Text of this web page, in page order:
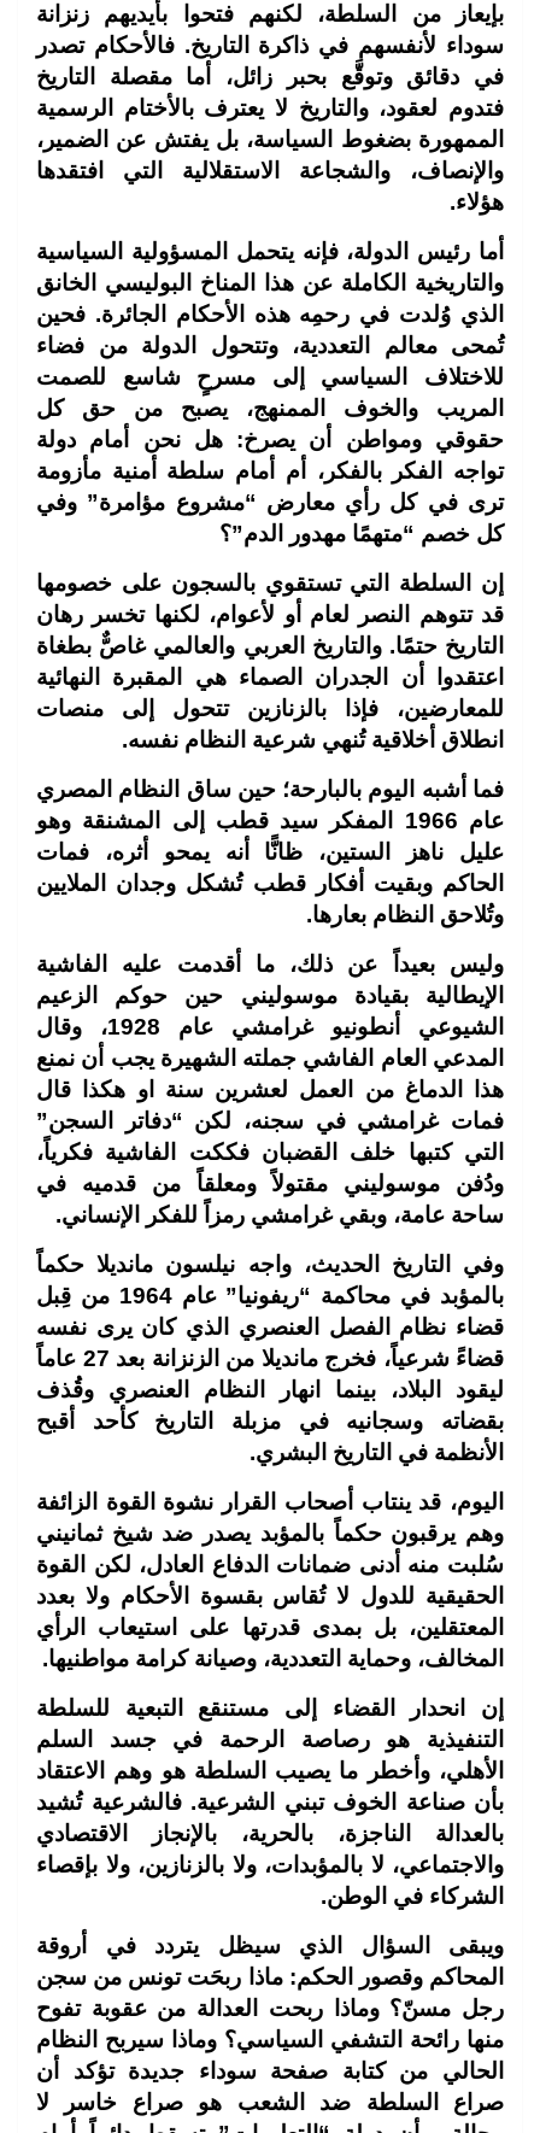
بإيعاز من السلطة، لكنهم فتحوا بأيديهم زنزانة
سوداء لأنفسهم في ذاكرة التاريخ. فالأحكام تصدر
في دقائق وتوقَّع بحبر زائل، أما مقصلة التاريخ
فتدوم لعقود، والتاريخ لا يعترف بالأختام الرسمية
الممهورة بضغوط السياسة، بل يفتش عن الضمير،
والإنصاف، والشجاعة الاستقلالية التي افتقدها
هؤلاء.
أما رئيس الدولة، فإنه يتحمل المسؤولية السياسية
والتاريخية الكاملة عن هذا المناخ البوليسي الخانق
الذي وُلدت في رحمِه هذه الأحكام الجائرة. فحين
تُمحى معالم التعددية، وتتحول الدولة من فضاء
للاختلاف السياسي إلى مسرحٍ شاسع للصمت
المريب والخوف الممنهج، يصبح من حق كل
حقوقي ومواطن أن يصرخ: هل نحن أمام دولة
تواجه الفكر بالفكر، أم أمام سلطة أمنية مأزومة
ترى في كل رأي معارض “مشروع مؤامرة” وفي
كل خصم “متهمًا مهدور الدم”؟
إن السلطة التي تستقوي بالسجون على خصومها
قد تتوهم النصر لعام أو لأعوام، لكنها تخسر رهان
التاريخ حتمًا. والتاريخ العربي والعالمي غاصٌّ بطغاة
اعتقدوا أن الجدران الصماء هي المقبرة النهائية
للمعارضين، فإذا بالزنازين تتحول إلى منصات
انطلاق أخلاقية تُنهي شرعية النظام نفسه.
فما أشبه اليوم بالبارحة؛ حين ساق النظام المصري
عام 1966 المفكر سيد قطب إلى المشنقة وهو
عليل ناهز الستين، ظانًّا أنه يمحو أثره، فمات
الحاكم وبقيت أفكار قطب تُشكل وجدان الملايين
وتُلاحق النظام بعارها.
وليس بعيداً عن ذلك، ما أقدمت عليه الفاشية
الإيطالية بقيادة موسوليني حين حوكم الزعيم
الشيوعي أنطونيو غرامشي عام 1928، وقال
المدعي العام الفاشي جملته الشهيرة يجب أن نمنع
هذا الدماغ من العمل لعشرين سنة او هكذا قال
فمات غرامشي في سجنه، لكن “دفاتر السجن”
التي كتبها خلف القضبان فككت الفاشية فكرياً،
ودُفن موسوليني مقتولاً ومعلقاً من قدميه في
ساحة عامة، وبقي غرامشي رمزاً للفكر الإنساني.
وفي التاريخ الحديث، واجه نيلسون مانديلا حكماً
بالمؤبد في محاكمة “ريفونيا” عام 1964 من قِبل
قضاء نظام الفصل العنصري الذي كان يرى نفسه
قضاءً شرعياً، فخرج مانديلا من الزنزانة بعد 27 عاماً
ليقود البلاد، بينما انهار النظام العنصري وقُذف
بقضاته وسجانيه في مزبلة التاريخ كأحد أقبح
الأنظمة في التاريخ البشري.
اليوم، قد ينتاب أصحاب القرار نشوة القوة الزائفة
وهم يرقبون حكماً بالمؤبد يصدر ضد شيخ ثمانيني
سُلبت منه أدنى ضمانات الدفاع العادل، لكن القوة
الحقيقية للدول لا تُقاس بقسوة الأحكام ولا بعدد
المعتقلين، بل بمدى قدرتها على استيعاب الرأي
المخالف، وحماية التعددية، وصيانة كرامة مواطنيها.
إن انحدار القضاء إلى مستنقع التبعية للسلطة
التنفيذية هو رصاصة الرحمة في جسد السلم
الأهلي، وأخطر ما يصيب السلطة هو وهم الاعتقاد
بأن صناعة الخوف تبني الشرعية. فالشرعية تُشيد
بالعدالة الناجزة، بالحرية، بالإنجاز الاقتصادي
والاجتماعي، لا بالمؤبدات، ولا بالزنازين، ولا بإقصاء
الشركاء في الوطن.
ويبقى السؤال الذي سيظل يتردد في أروقة
المحاكم وقصور الحكم: ماذا ربحَت تونس من سجن
رجل مسنّ؟ وماذا ربحت العدالة من عقوبة تفوح
منها رائحة التشفي السياسي؟ وماذا سيربح النظام
الحالي من كتابة صفحة سوداء جديدة تؤكد أن
صراع السلطة ضد الشعب هو صراع خاسر لا